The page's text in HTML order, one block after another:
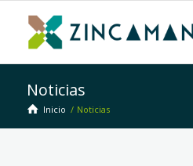
Noticias
Inicio / Noticias